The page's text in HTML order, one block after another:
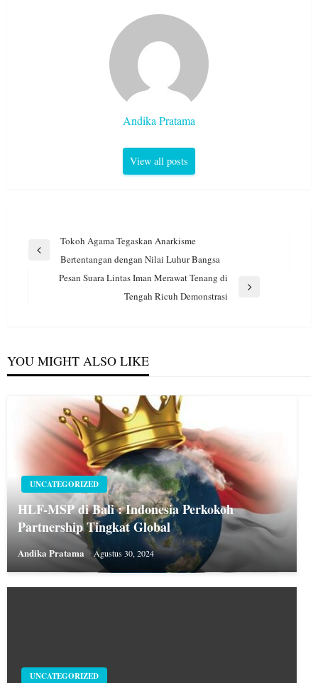
Andika Pratama
View all posts
Navigasi
Previous
Tokoh Agama Tegaskan Anarkisme
Bertentangan dengan Nilai Luhur Bangsa
Pesan Suara Lintas Iman Merawat Tenang di
Tengah Ricuh Demonstrasi
YOU MIGHT ALSO LIKE
UNCATEGORIZED
HLF-MSP di Bali : Indonesia Perkokoh
Partnership Tingkat Global
Andika Pratama Agustus 30, 2024
UNCATEGORIZED